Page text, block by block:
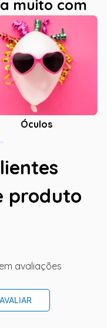
muito com
Óculos
produto
avaliações